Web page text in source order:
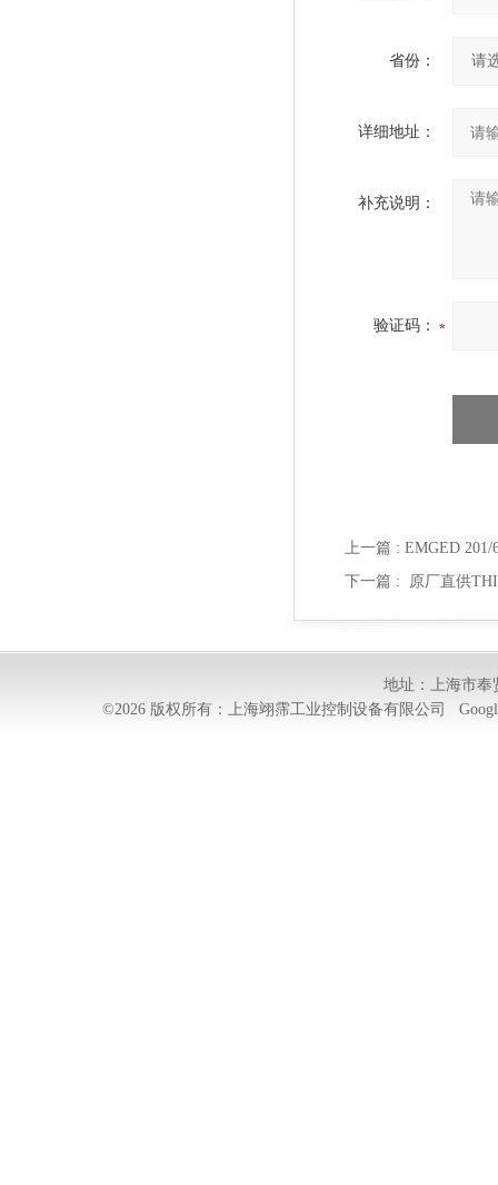
省份：
详细地址：
补充说明：
验证码：
上一篇 : EMGED 201/
下一篇 : 原厂直供
地址：上海市奉
©2026 版权所有：上海翊霈工业控制设备有限公司